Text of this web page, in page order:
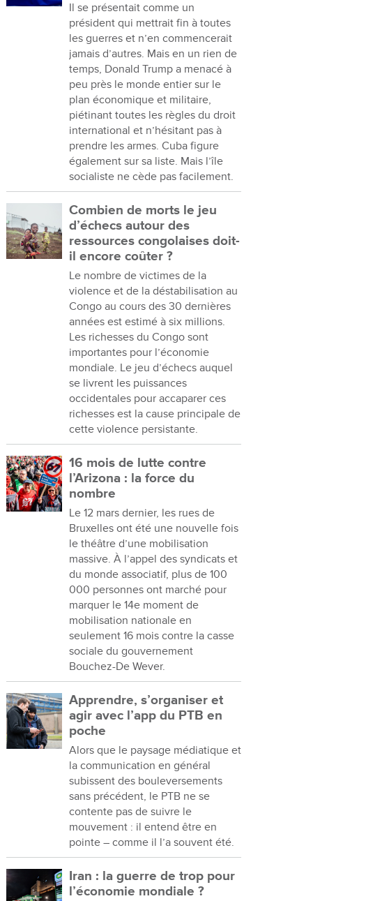
Il se présentait comme un
président qui mettrait fin à toutes
les guerres et n’en commencerait
jamais d’autres. Mais en un rien de
temps, Donald Trump a menacé à
peu près le monde entier sur le
plan économique et militaire,
piétinant toutes les règles du droit
international et n’hésitant pas à
prendre les armes. Cuba figure
également sur sa liste. Mais l’île
socialiste ne cède pas facilement.
Combien de morts le jeu
d’échecs autour des
ressources congolaises doit-
il encore coûter ?
Le nombre de victimes de la
violence et de la déstabilisation au
Congo au cours des 30 dernières
années est estimé à six millions.
Les richesses du Congo sont
importantes pour l’économie
mondiale. Le jeu d’échecs auquel
se livrent les puissances
occidentales pour accaparer ces
richesses est la cause principale de
cette violence persistante.
16 mois de lutte contre
l’Arizona : la force du
nombre
Le 12 mars dernier, les rues de
Bruxelles ont été une nouvelle fois
le théâtre d’une mobilisation
massive. À l’appel des syndicats et
du monde associatif, plus de 100
000 personnes ont marché pour
marquer le 14e moment de
mobilisation nationale en
seulement 16 mois contre la casse
sociale du gouvernement
Bouchez-De Wever.
Apprendre, s’organiser et
agir avec l’app du PTB en
poche
Alors que le paysage médiatique et
la communication en général
subissent des bouleversements
sans précédent, le PTB ne se
contente pas de suivre le
mouvement : il entend être en
pointe – comme il l’a souvent été.
Iran : la guerre de trop pour
l’économie mondiale ?